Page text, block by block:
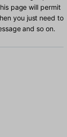
page will permit
you just need to
and so on.